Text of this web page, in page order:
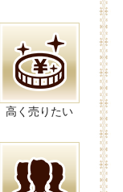
高く売りたい